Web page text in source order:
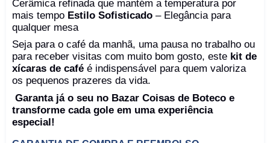
Cerâmica refinada que mantém a temperatura por
mais tempo Estilo Sofisticado – Elegância para
qualquer mesa
Seja para o café da manhã, uma pausa no trabalho ou
para receber visitas com muito bom gosto, este kit de
xícaras de café é indispensável para quem valoriza
os pequenos prazeres da vida.
Garanta já o seu no Bazar Coisas de Boteco e
transforme cada gole em uma experiência
especial!